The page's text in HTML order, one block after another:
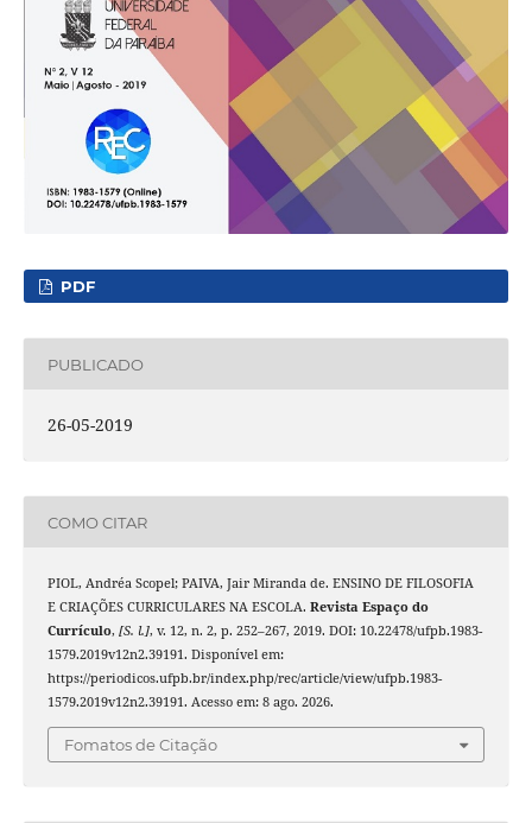
PDF
PUBLICADO
26-05-2019
COMO CITAR
PIOL, Andréa Scopel; PAIVA, Jair Miranda de. ENSINO DE FILOSOFIA
E CRIAÇÕES CURRICULARES NA ESCOLA. Revista Espaço do
Currículo, [S. l.], v. 12, n. 2, p. 252–267, 2019. DOI: 10.22478/ufpb.1983-
1579.2019v12n2.39191. Disponível em:
https://periodicos.ufpb.br/index.php/rec/article/view/ufpb.1983-
1579.2019v12n2.39191. Acesso em: 8 ago. 2026.
Fomatos de Citação